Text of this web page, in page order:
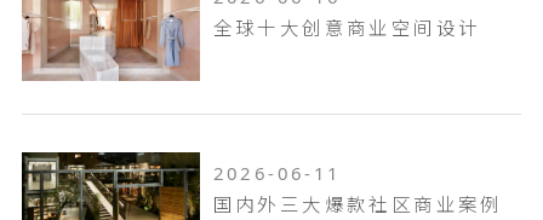
全球十大创意商业空间设计
2026-06-11
国内外三大爆款社区商业案例